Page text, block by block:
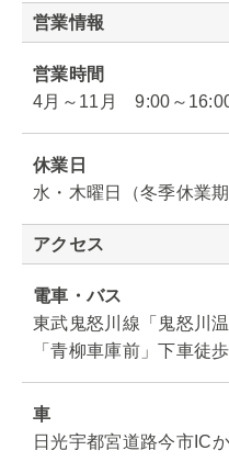
営業情報
営業時間
4月～11月 9:00～
休業日
水・木曜日（冬季休業
アクセス
電車・バス
東武鬼怒川線「鬼怒川
「青柳車庫前」下車徒
車
日光宇都宮道路今市IC